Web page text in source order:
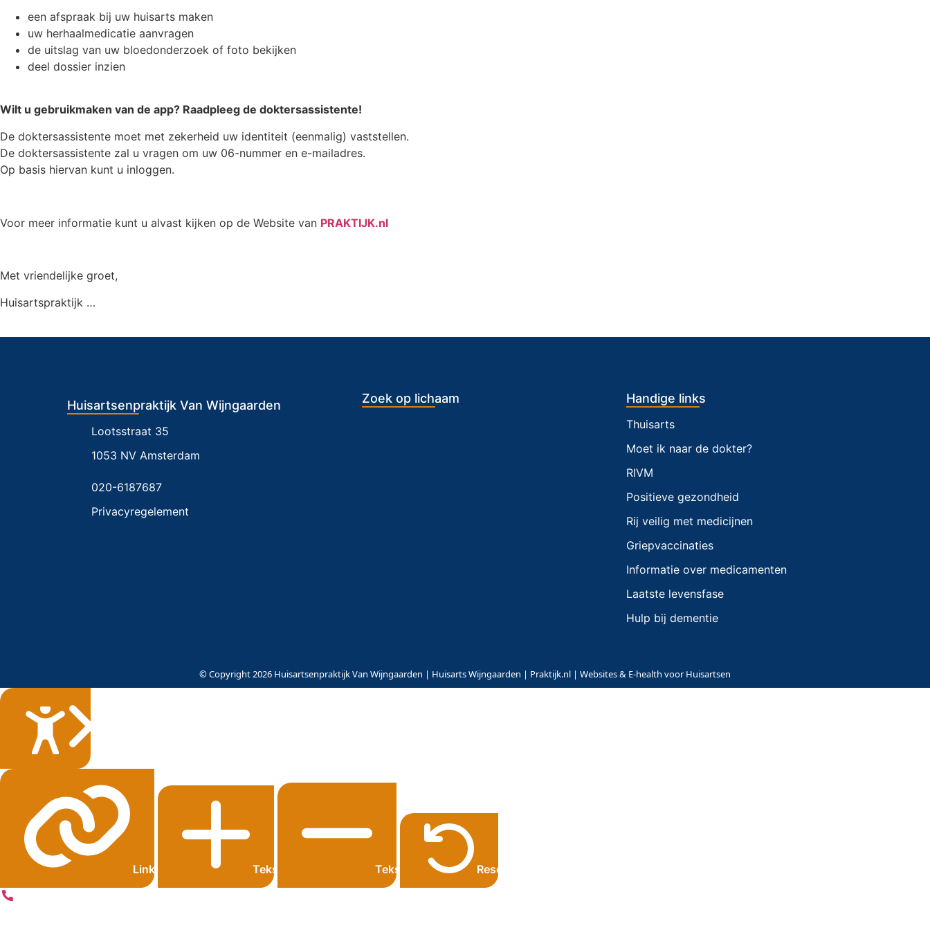
een afspraak bij uw huisarts maken
uw herhaalmedicatie aanvragen
de uitslag van uw bloedonderzoek of foto bekijken
deel dossier inzien
Wilt u gebruikmaken van de app? Raadpleeg de doktersassistente!
De doktersassistente moet met zekerheid uw identiteit (eenmalig) vaststellen.
De doktersassistente zal u vragen om uw 06-nummer en e-mailadres.
Op basis hiervan kunt u inloggen.
Voor meer informatie kunt u alvast kijken op de Website van PRAKTIJK.nl
Met vriendelijke groet,
Huisartspraktijk …
Huisartsenpraktijk Van Wijngaarden
Lootsstraat 35
1053 NV Amsterdam
020-6187687
Privacyregelement
Zoek op lichaam Handige links
Thuisarts
Moet ik naar de dokter?
RIVM
Positieve gezondheid
Rij veilig met medicijnen
Griepvaccinaties
Informatie over medicamenten
Laatste levensfase
Hulp bij dementie
© Copyright 2026 Huisartsenpraktijk Van Wijngaarden | Huisarts Wijngaarden | Praktijk.nl | Websites & E-health voor Huisartsen
Links onderstrepen Tekst groter Tekst kleiner Resetten